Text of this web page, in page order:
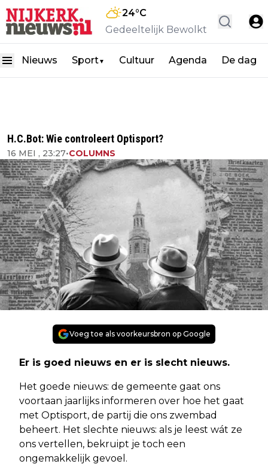
24°C
Gedeeltelijk Bewolkt
Nieuws Sport▼ Cultuur Agenda De dag
H.C.Bot: Wie controleert Optisport?
16 MEI , 23:27•COLUMNS
Voeg toe als voorkeursbron op Google
Er is goed nieuws en er is slecht nieuws.
Het goede nieuws: de gemeente gaat ons
voortaan jaarlijks informeren over hoe het gaat
met Optisport, de partij die ons zwembad
beheert. Het slechte nieuws: als je leest wát ze
ons vertellen, bekruipt je toch een
ongemakkelijk gevoel.